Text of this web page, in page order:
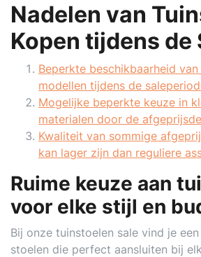
Nadelen van
Kopen tijdens de
Beperkte beschikbaarheid
modellen tijdens de
Mogelijke beperkte keuze in
materialen door de
Kwaliteit van sommige
kan lager zijn dan reguliere
Ruime keuze aan
voor elke stijl en
Bij onze tuinstoelen sale vind je
stoelen die perfect aansluiten bij